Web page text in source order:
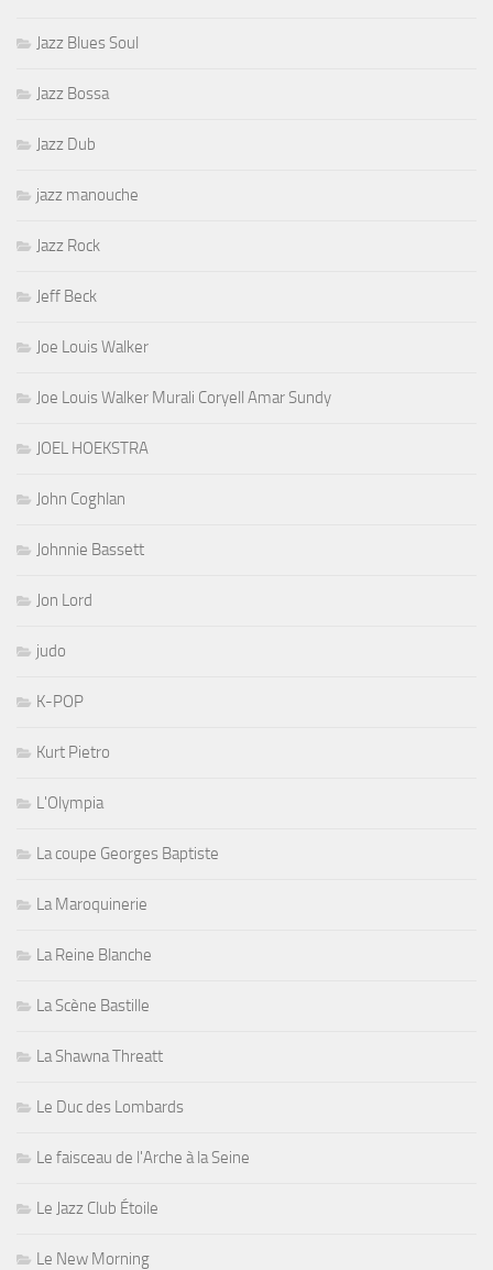
Jazz Blues Soul
Jazz Bossa
Jazz Dub
jazz manouche
Jazz Rock
Jeff Beck
Joe Louis Walker
Joe Louis Walker Murali Coryell Amar Sundy
JOEL HOEKSTRA
John Coghlan
Johnnie Bassett
Jon Lord
judo
K-POP
Kurt Pietro
L'Olympia
La coupe Georges Baptiste
La Maroquinerie
La Reine Blanche
La Scène Bastille
La Shawna Threatt
Le Duc des Lombards
Le faisceau de l'Arche à la Seine
Le Jazz Club Étoile
Le New Morning